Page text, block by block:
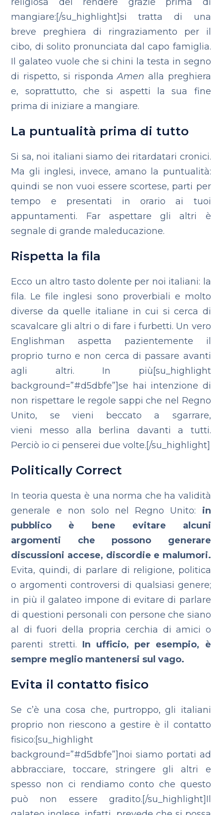
mangiare:[/su_highlight]si tratta di una
breve preghiera di ringraziamento per il
cibo, di solito pronunciata dal capo famiglia.
Il galateo vuole che si chini la testa in segno
di rispetto, si rispondaAmen alla preghiera
e, soprattutto, che si aspetti la sua fine
prima di iniziare a mangiare.
La puntualità prima di tutto
Si sa, noi italiani siamo dei ritardatari cronici.
Ma gli inglesi, invece, amano la puntualità:
quindi se non vuoi essere scortese, parti per
tempo e presentati in orario ai tuoi
appuntamenti. Far aspettare gli altri è
segnale di grande maleducazione.
Rispetta la fila
Ecco un altro tasto dolente per noi italiani: la
fila. Le file inglesi sono proverbiali e molto
diverse da quelle italiane in cui si cerca di
scavalcare gli altri o di fare i furbetti. Un vero
Englishman aspetta pazientemente il
proprio turno e non cerca di passare avanti
agli altri. In più[su_highlight
background=”#d5dbfe”]se hai intenzione di
non rispettare le regole sappi che nel Regno
Unito, se vieni beccato a sgarrare,
vieni messo alla berlina davanti a tutti.
Perciò io ci penserei due volte.[/su_highlight]
Politically Correct
In teoria questa è una norma che ha validità
generale e non solo nel Regno Unito: in
pubblico è bene evitare alcuni
argomenti che possono generare
discussioni accese, discordie e malumori.
Evita, quindi, di parlare di religione, politica
o argomenti controversi di qualsiasi genere;
in più il galateo impone di evitare di parlare
di questioni personali con persone che siano
al di fuori della propria cerchia di amici o
parenti stretti. In ufficio, per esempio, è
sempre meglio mantenersi sul vago.
Evita il contatto fisico
Se c’è una cosa che, purtroppo, gli italiani
proprio non riescono a gestire è il contatto
fisico:[su_highlight
background=”#d5dbfe”]noi siamo portati ad
abbracciare, toccare, stringere gli altri e
spesso non ci rendiamo conto che questo
può non essere gradito.[/su_highlight]Il